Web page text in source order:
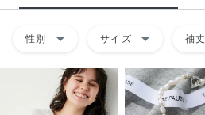
性別 arrow_drop_down サイズ arrow_drop_down 袖丈